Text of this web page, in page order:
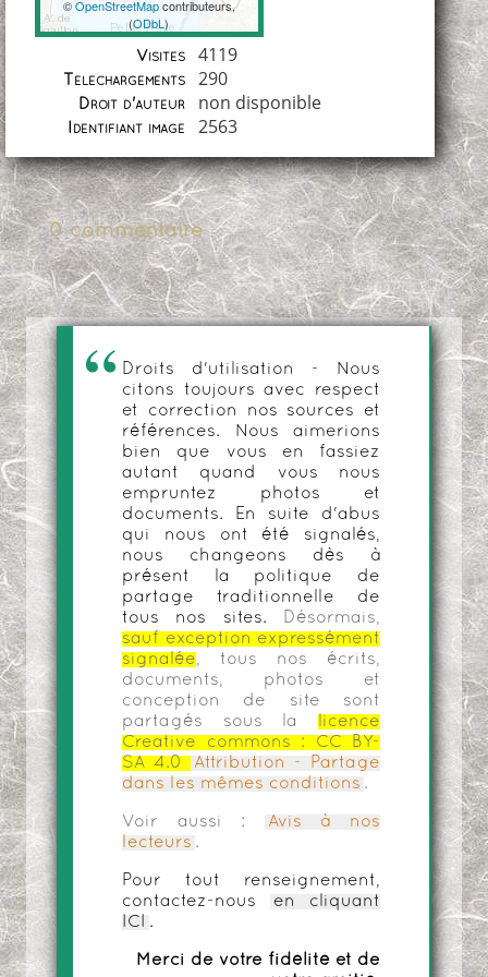
Coordonnées
©OpenStreetMapcontributeurs,
(ODbL)
Visites 4119
Téléchargements 290
Droit d'auteur non disponible
Identifiant image 2563
0 commentaire
Droits d'utilisation - Nous
citons toujours avec respect
et correction nos sources et
références. Nous aimerions
bien que vous en fassiez
autant quand vous nous
empruntez photos et
documents. En suite d'abus
qui nous ont été signalés,
nous changeons dès à
présent la politique de
partage traditionnelle de
tous nos sites.
Désormais,
sauf exception expressément
signalée, tous nos écrits,
documents, photos et
conception de site sont
partagés sous la
licence
Creative commons :
CC BY-
SA 4.0
Attribution - Partage
dans les mêmes conditions .
Voir aussi :
Avis à nos
lecteurs .
Pour tout renseignement,
contactez-nous
en cliquant
ICI
.
Merci de votre fidélité et de